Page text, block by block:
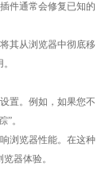
件通常会修复已知的
其从浏览器中彻底移
置。例如，如果您不
。
浏览器性能。在这种
器体验。